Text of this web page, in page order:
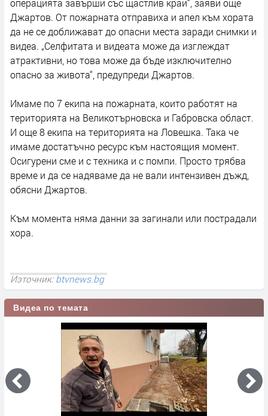
операцията завърши със щастлив край“, заяви още
Джартов. От пожарната отправиха и апел към хората
да не се доближават до опасни места заради снимки и
видеа. „Селфитата и видеата може да изглеждат
атрактивни, но това може да бъде изключително
опасно за живота“, предупреди Джартов.
Имаме по 7 екипа на пожарната, които работят на
територията на Великотърновска и Габровска област.
И още 8 екипа на територията на Ловешка. Така че
имаме достатъчно ресурс към настоящия момент.
Осигурени сме и с техника и с помпи. Просто трябва
време и да се надяваме да не вали интензивен дъжд,
обясни Джартов.
Към момента няма данни за загинали или пострадали
хора.
Източник:btvnews.bg
Видеа по темата